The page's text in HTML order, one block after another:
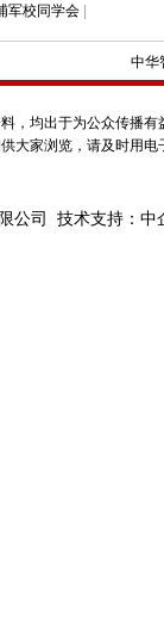
军校同学会 |
中华
均出于为公众传播
大家浏览，请及时用
公司 技术支持：